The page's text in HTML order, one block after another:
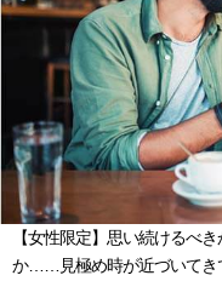
【女性限定】思い続けるべ
か……見極め時が近づいてき